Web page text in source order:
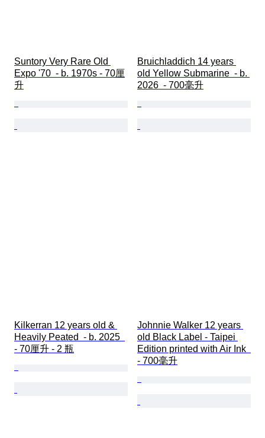
Suntory Very Rare Old
Expo '70  - b. 1970s - 70厘
升
Bruichladdich 14 years
old Yellow Submarine  - b.
2026  - 700毫升
Kilkerran 12 years old &
Heavily Peated  - b. 2025
- 70厘升 - 2 瓶
Johnnie Walker 12 years
old Black Label - Taipei
Edition printed with Air Ink
- 700毫升